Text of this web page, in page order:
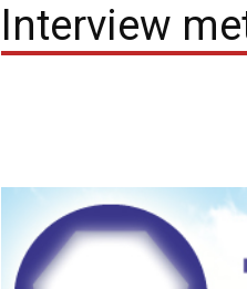
Interview